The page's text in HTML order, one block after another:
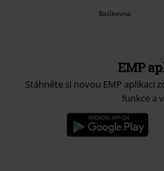
Balíkovna
EMP
Stáhněte si novou EMP aplikaci
funkce a